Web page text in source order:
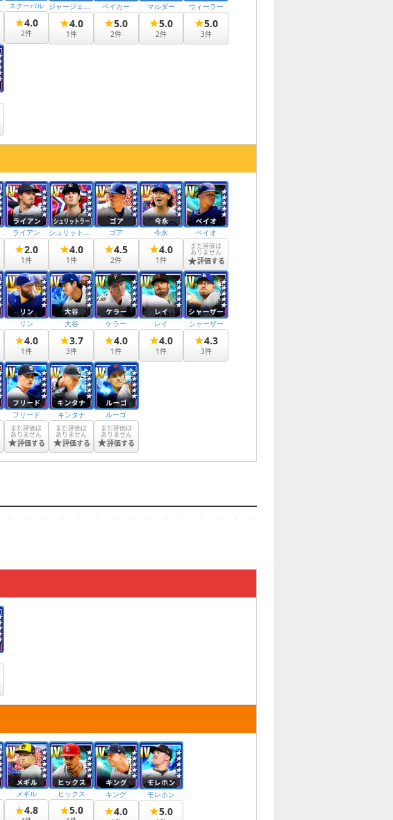
スクーバル
★4.0
2件
ジャージェンス
★4.0
1件
ベイカー
★5.0
2件
マルダー
★5.0
2件
ウィーラー
★5.0
3件
ライアン
★2.0
1件
シュリットラー
★4.0
1件
ゴア
★4.5
2件
今永
★4.0
1件
ベイオ
まだ評価は
ありません
★評価する
リン
★4.0
1件
大谷
★3.7
3件
ケラー
★4.0
1件
レイ
★4.0
1件
シャーザー
★4.3
3件
フリード
まだ評価は
ありません
★評価する
キンタナ
まだ評価は
ありません
★評価する
ルーゴ
まだ評価は
ありません
★評価する
メギル
★4.8
ヒックス
★5.0
キング
★4.0
モレホン
★5.0